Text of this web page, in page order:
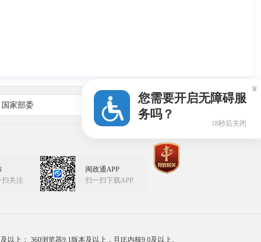
国家部委 友情链接
扫关注
闽政通APP
扫一扫下载APP
以上； 360浏览器9.1版本及以上，且IE内核9.0及以上。
您需要开启无障碍服
务吗？
17秒后关闭
